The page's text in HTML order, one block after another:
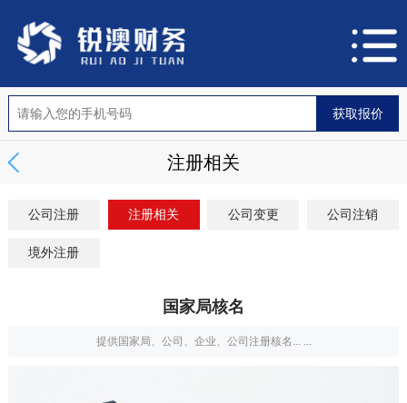
注册相关
公司注册 注册相关 公司变更 公司注销
境外注册
国家局核名
提供国家局、公司、企业、公司注册核名... ...